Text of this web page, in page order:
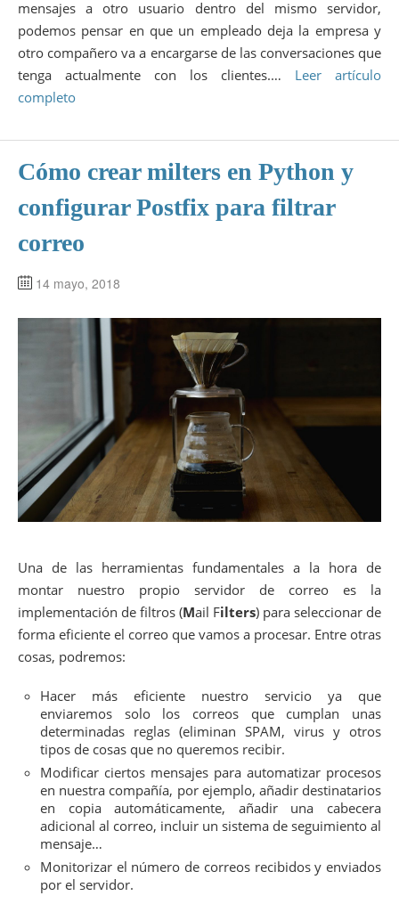
mensajes a otro usuario dentro del mismo servidor,
podemos pensar en que un empleado deja la empresa y
otro compañero va a encargarse de las conversaciones que
tenga actualmente con los clientes.… Leer artículo
completo
Cómo crear milters en Python y
configurar Postfix para filtrar
correo
14 mayo, 2018
Una de las herramientas fundamentales a la hora de
montar nuestro propio servidor de correo es la
implementación de filtros (Mail Filters) para seleccionar de
forma eficiente el correo que vamos a procesar. Entre otras
cosas, podremos:
Hacer más eficiente nuestro servicio ya que
enviaremos solo los correos que cumplan unas
determinadas reglas (eliminan SPAM, virus y otros
tipos de cosas que no queremos recibir.
Modificar ciertos mensajes para automatizar procesos
en nuestra compañía, por ejemplo, añadir destinatarios
en copia automáticamente, añadir una cabecera
adicional al correo, incluir un sistema de seguimiento al
mensaje…
Monitorizar el número de correos recibidos y enviados
por el servidor.